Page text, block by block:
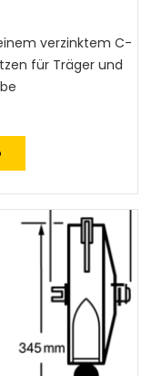
verzinktem C-
für Träger und